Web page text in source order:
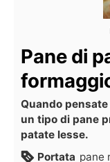
Pane di
Quando
un tipo di pane
patate lesse.
Portata pane